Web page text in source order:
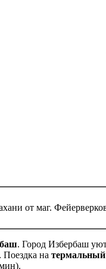
от маг.
. Город Избербаш
на
мин).